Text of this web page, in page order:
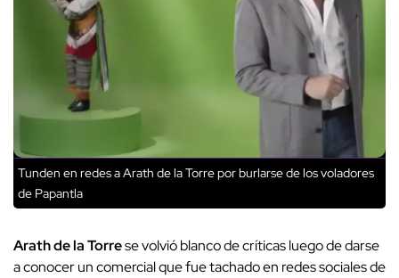
Tunden en redes a Arath de la Torre por burlarse de los voladores
de Papantla
Arath de la Torrese volvió blanco de críticas luego de darse
a conocer un comercial que fue tachado en redes sociales de